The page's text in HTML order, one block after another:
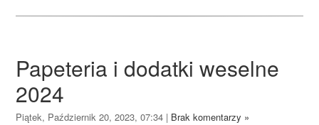
Papeteria i dodatki weselne
2024
Piątek, Październik 20, 2023, 07:34 | Brak komentarzy »